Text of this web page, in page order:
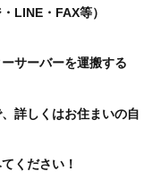
LINE・FAX等）
サーバーを運搬する
詳しくはお住まいの自
ください！